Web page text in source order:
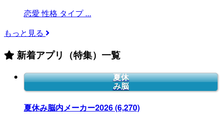
恋愛 性格 タイプ ...
もっと見る
新着アプリ（特集）一覧
夏休
み脳
夏休み脳内メーカー2026(6,270)